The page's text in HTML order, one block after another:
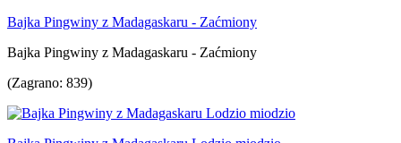
Bajka Pingwiny z Madagaskaru - Zaćmiony
Bajka Pingwiny z Madagaskaru - Zaćmiony
(Zagrano: 839)